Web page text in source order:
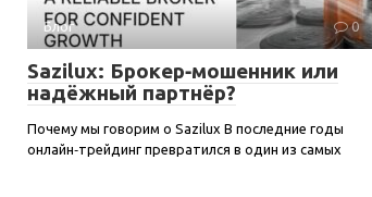
Блог 0
Sazilux: Брокер‑мошенник или
надёжный партнёр?
Почему мы говорим о Sazilux В последние годы
онлайн‑трейдинг превратился в один из самых